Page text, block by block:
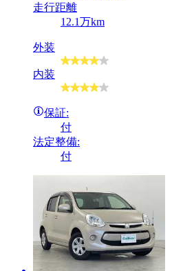
走行距離
12.1万km
外装
内装
保証:
付
法定整備:
付